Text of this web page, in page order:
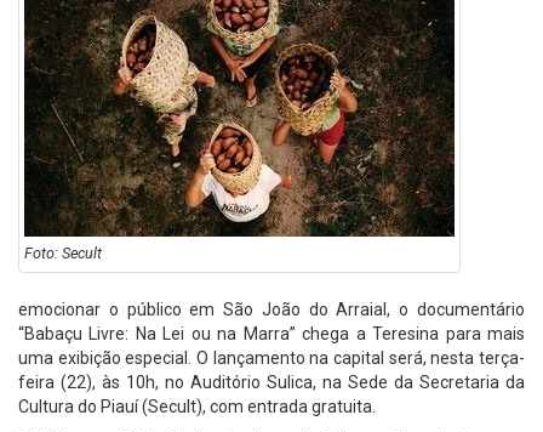
Foto: Secult
emocionar o público em São João do Arraial, o documentário
“Babaçu Livre: Na Lei ou na Marra” chega a Teresina para mais
uma exibição especial. O lançamento na capital será, nesta terça-
feira (22), às 10h, no Auditório Sulica, na Sede da Secretaria da
Cultura do Piauí (Secult), com entrada gratuita.